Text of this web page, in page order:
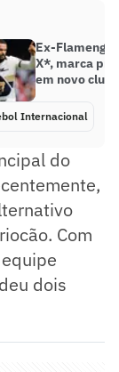
Ex-
X*, marca
em novo clube
Internacional
do
Com
dois